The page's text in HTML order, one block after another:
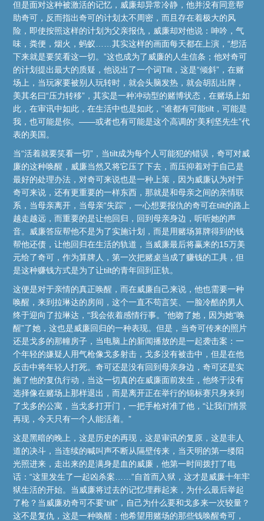
但是面对这种被激活的记忆，威廉却异常冷静，他并没有同意帮
助奇可，反而指出奇可的计划太不周密，而且存在着极大的风
险，即使按照这样的计划为父亲报仇，威廉却对他说：呻吟，气
味，粪便，烟火，蚂蚁……其实这样的画面每天都在上演，“想活
下来就是要笑看这一切。”这也成为了威廉的人生信条；他对奇可
的计划提出最大的质疑，他说出了一个词Tilt，这是“倾斜”，在赌
场上，当玩家要被别人玩转时，就会头脑发热，就会胡乱出牌，
美其名曰“压力转移”，其实是一种冲动型的赌博状态，在赌场上如
此，在审讯中如此，在生活中也是如此，“谁都有可能tilt，可能是
我，也可能是你。——或者也有可能是这个高调的“美利坚先生”代
表的美国。
当“活着就要笑看一切”，当tilt成为每个人可能犯的错误，奇可对威
廉的这种唤醒，威廉当然又将它压了下去，而压抑着对于自己是
最好的处理办法，对奇可来说也是一种上策，因为威廉认为对于
奇可来说，还有更重要的一样东西，那就是和母亲之间的亲情联
系，当母亲离开，当母亲“失踪”，一心想要报仇的奇可在tilt的路上
越走越远，而重要的是让他回归，回到母亲身边，听听她的声
音。威廉答应帮他不是为了实施计划，而是用赌场算牌得到的钱
帮他还债，让他回归在生活的轨道，当威廉最后将赢来的15万美
元给了奇可，作为算牌人，第一次把赌桌当成了赚钱的工具，但
是这种赚钱方式是为了让tilt的青年回到正轨。
这便是对于亲情的真正唤醒，而在威廉自己来说，他也需要一种
唤醒，来到拉琳达的房间，这个一直不苟言笑、一脸冷酷的男人
终于迎向了拉琳达，“我会依着感情行事。”他吻了她，因为她“唤
醒”了她，这也是威廉回归的一种表现。但是，当奇可传来的照片
还是戈多的那幢房子，当电脑上的新闻播放的是一起袭击案：一
个年轻的嫌疑人用气枪像戈多射击，戈多没有被击中，但是在他
反击中将年轻人打死。奇可还是没有回到母亲身边，奇可还是实
施了他的复仇行动，当这一切真的在威廉面前发生，他终于没有
选择像在赌场上那样退出，而是离开正在举行的锦标赛只身来到
了戈多的公寓，当戈多打开门，一把手枪对准了他，“让我们情景
再现，今天只有一个人能活着。”
这是黑暗的晚上，这是历史的再现，这是审讯的复原，这是非人
道的决斗，当连续的喊叫声不断从隔壁传来，当天明的第一缕阳
光照进来，走出来的是满身是血的威廉，他第一时间拨打了电
话：“这里发生了一起凶杀案……”自首而入狱，这才是威廉十年牢
狱生活的开始。当威廉将过去的记忆埋葬起来，为什么最后举起
了枪？当威廉劝奇可不要“tilt”，自己为什么要和戈多来一次较量？
这不是复仇，这是一种唤醒：他希望用赌场的那些钱唤醒奇可，